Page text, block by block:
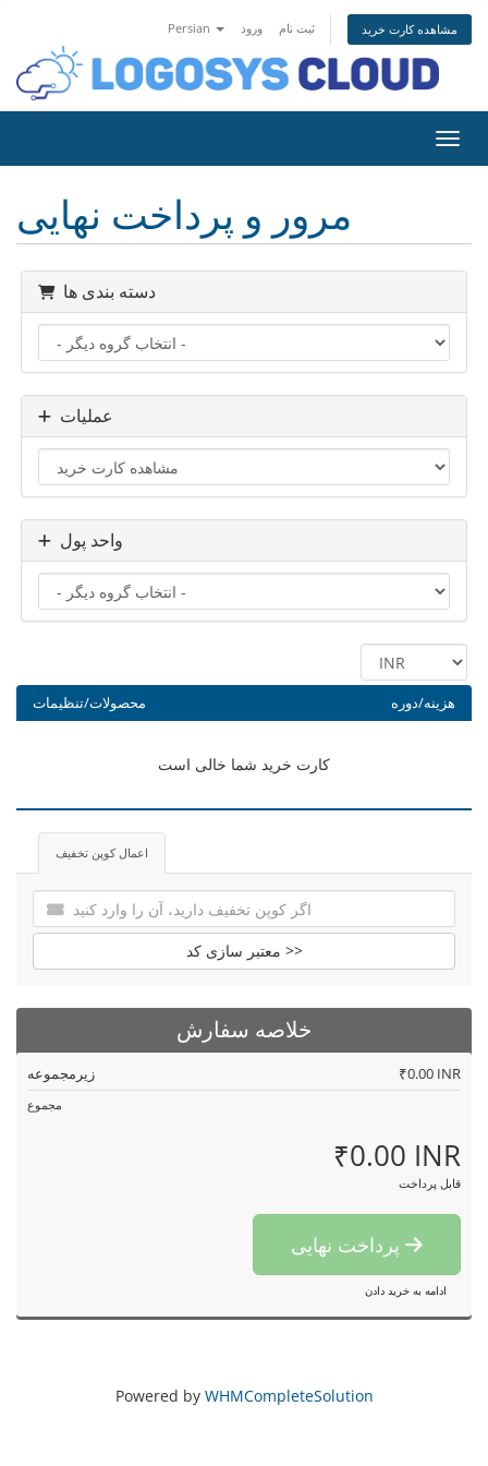
Persian ورود ثبت نام مشاهده کارت خرید
مرور و پرداخت نهایی
دسته بندی ها
عملیات
واحد پول
محصولات/تنظیمات هزینه/دوره
کارت خرید شما خالی است
اعمال کوپن تخفیف
معتبر سازی کد >>
خلاصه سفارش
زیرمجموعه ₹0.00 INR
مجموع
₹0.00 INR
قابل پرداخت
ادامه به خرید دادن
Powered by WHMCompleteSolution